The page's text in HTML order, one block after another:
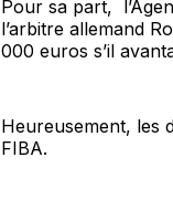
Pour sa part,
l’arbitre allemand
000 euros s’il
Heureusement, les
FIBA.